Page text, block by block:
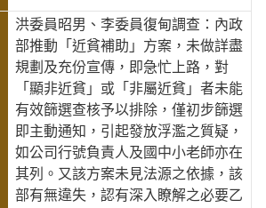
洪委員昭男、李委員復甸調查：內政
部推動「近貧補助」方案，未做詳盡
規劃及充份宣傳，即急忙上路，對
「顯非近貧」或「非屬近貧」者未能
有效篩選查核予以排除，僅初步篩選
即主動通知，引起發放浮濫之質疑，
如公司行號負責人及國中小老師亦在
其列。又該方案未見法源之依據，該
部有無違失，認有深入瞭解之必要乙